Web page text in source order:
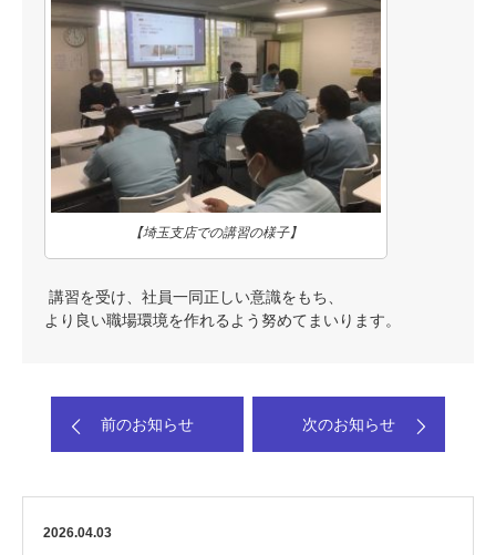
【埼玉支店での講習の様子】
講習を受け、社員一同正しい意識をもち、
より良い職場環境を作れるよう努めてまいります。
前のお知らせ 次のお知らせ
2026.04.03